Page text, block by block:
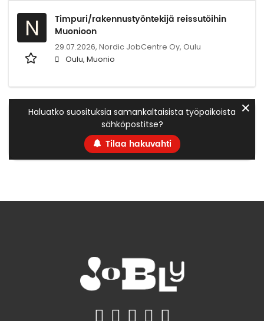
N
Timpuri/rakennustyöntekijä reissutöihin
Muonioon
29.07.2026, Nordic JobCentre Oy, Oulu
Oulu, Muonio
Haluatko suosituksia samankaltaisista työpaikoista
sähköpostitse?
Tilaa hakuvahti
✕